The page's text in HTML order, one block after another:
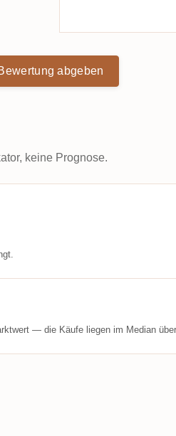
abgeben
keine Prognose.
— die Käufe liegen im Median